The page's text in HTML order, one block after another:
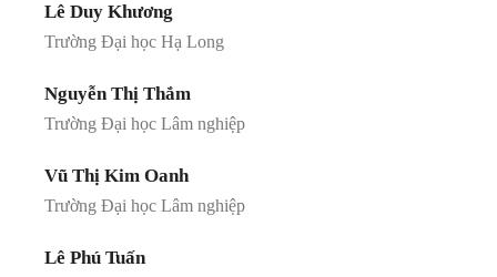
Lê Duy Khương
Trường Đại học Hạ Long
Nguyễn Thị Thắm
Trường Đại học Lâm nghiệp
Vũ Thị Kim Oanh
Trường Đại học Lâm nghiệp
Lê Phú Tuấn